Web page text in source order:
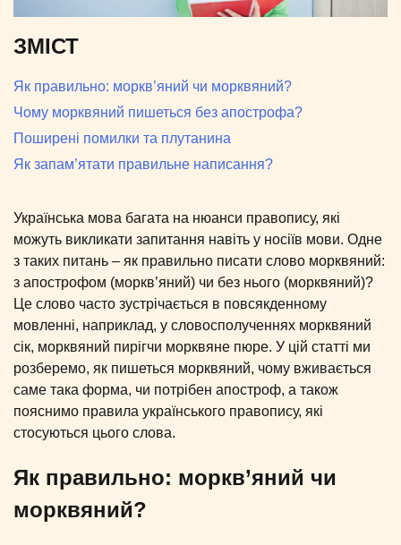
ЗМІСТ
Як правильно: моркв’яний чи морквяний?
Чому морквяний пишеться без апострофа?
Поширені помилки та плутанина
Як запам’ятати правильне написання?
Українська мова багата на нюанси правопису, які
можуть викликати запитання навіть у носіїв мови. Одне
з таких питань – як правильно писати слово морквяний:
з апострофом (моркв’яний) чи без нього (морквяний)?
Це слово часто зустрічається в повсякденному
мовленні, наприклад, у словосполученнях морквяний
сік, морквяний пирігчи морквяне пюре. У цій статті ми
розберемо, як пишеться морквяний, чому вживається
саме така форма, чи потрібен апостроф, а також
пояснимо правила українського правопису, які
стосуються цього слова.
Як правильно: моркв’яний чи
морквяний?